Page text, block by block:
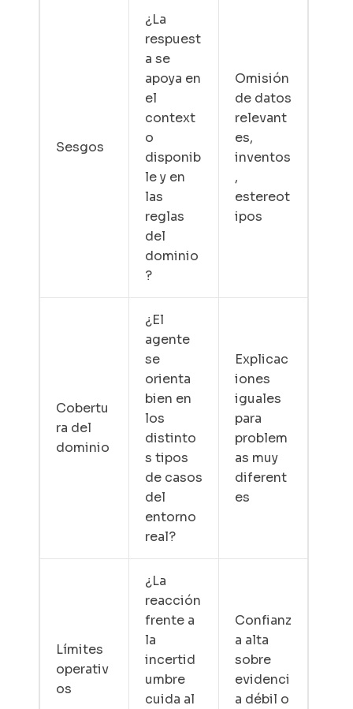
Sesgos
¿La
respuest
a se
apoya en
el
context
o
disponib
le y en
las
reglas
del
dominio
?
Omisión
de datos
relevant
es,
inventos
,
estereot
ipos
Cobertu
ra del
dominio
¿El
agente
se
orienta
bien en
los
distinto
s tipos
de casos
del
entorno
real?
Explicac
iones
iguales
para
problem
as muy
diferent
es
Límites
operativ
os
¿La
reacción
frente a
la
incertid
umbre
cuida al
Confianz
a alta
sobre
evidenci
a débil o